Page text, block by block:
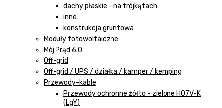
dachy płaskie - na trójkątach
inne
konstrukcja gruntowa
Moduły fotowoltaiczne
Mój Prąd 6.0
Off-grid
Off-grid / UPS / działka / kamper / kemping
Przewody-kable
Przewody ochronne żółto - zielone H07V-K
(LgY)